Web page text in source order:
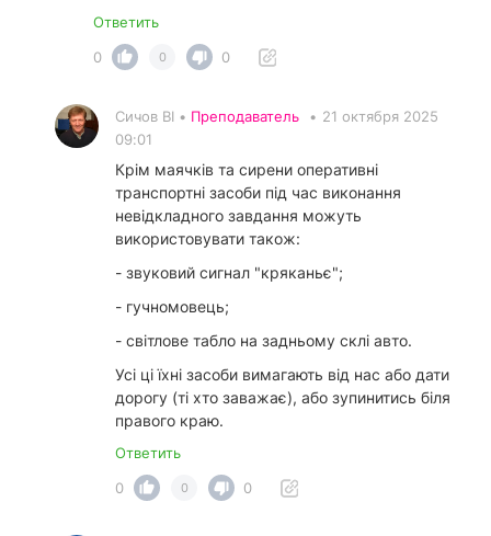
Ответить
0
0 0
Сичов ВІ • Преподаватель • 21 октября 2025
09:01
Крім маячків та сирени оперативні
транспортні засоби під час виконання
невідкладного завдання можуть
використовувати також:
- звуковий сигнал "кряканьє";
- гучномовець;
- світлове табло на задньому склі авто.
Усі ці їхні засоби вимагають від нас або дати
дорогу (ті хто заважає), або зупинитись біля
правого краю.
Ответить
0
0 0